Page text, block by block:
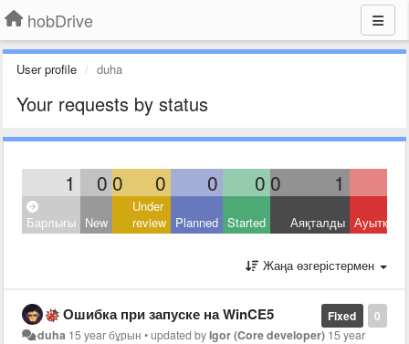
hobDrive
User profile duha
Your requests by status
1 0 0 0 0 0 0 1
Барлығы New
Under
review Planned Started Аяқталды
Жаңа өзгерістермен
0
Fixed
Ошибка при запуске на WinCE5
duha 15 year бұрын •updated byIgor (Core developer) 15 year